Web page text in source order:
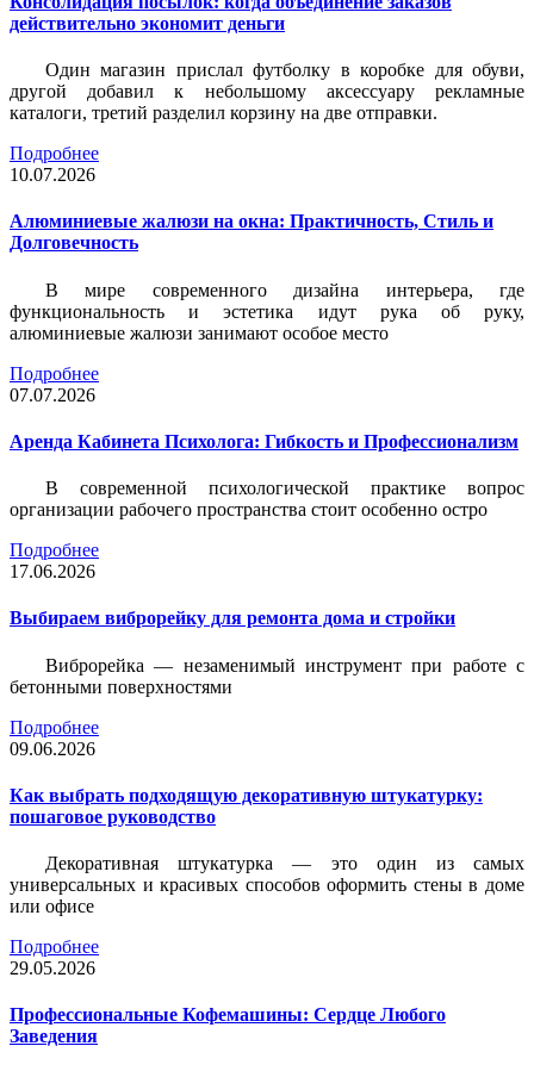
действительно экономит деньги
Один магазин прислал футболку в коробке для обуви,
другой добавил к небольшому аксессуару рекламные
каталоги, третий разделил корзину на две отправки.
Подробнее
10.07.2026
Алюминиевые жалюзи на окна: Практичность, Стиль и
Долговечность
В мире современного дизайна интерьера, где
функциональность и эстетика идут рука об руку,
алюминиевые жалюзи занимают особое место
Подробнее
07.07.2026
Аренда Кабинета Психолога: Гибкость и Профессионализм
В современной психологической практике вопрос
организации рабочего пространства стоит особенно остро
Подробнее
17.06.2026
Выбираем виброрейку для ремонта дома и стройки
Виброрейка — незаменимый инструмент при работе с
бетонными поверхностями
Подробнее
09.06.2026
Как выбрать подходящую декоративную штукатурку:
пошаговое руководство
Декоративная штукатурка — это один из самых
универсальных и красивых способов оформить стены в доме
или офисе
Подробнее
29.05.2026
Профессиональные Кофемашины: Сердце Любого
Заведения